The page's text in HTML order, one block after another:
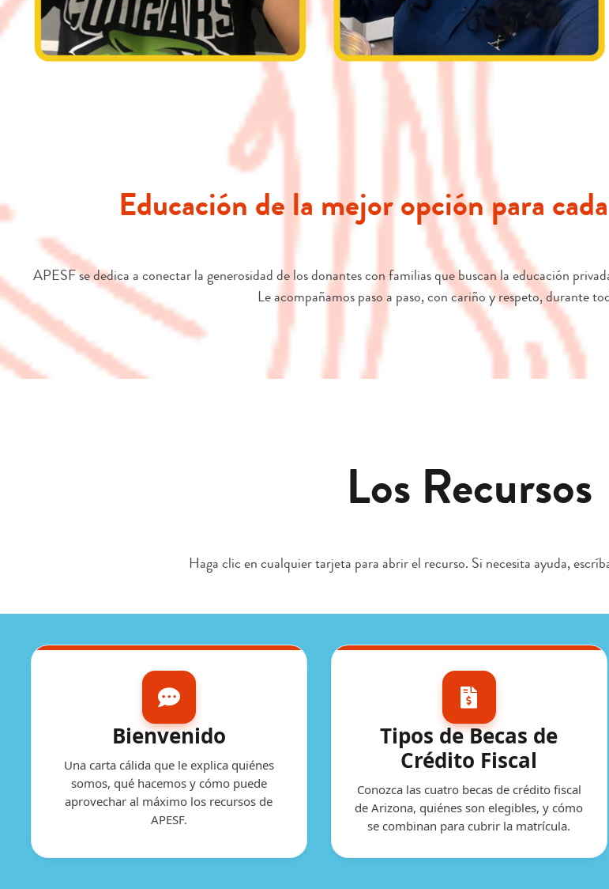
Educación de la mejor opción para
APESF se dedica a conectar la generosidad de los donantes con familias que buscan la educación
Le acompañamos paso a paso, con cariño y respeto, durante
Los Recursos
Haga clic en cualquier tarjeta para abrir el recurso. Si necesita ayuda,
Bienvenido
Una carta cálida que le explica quiénes
somos, qué hacemos y cómo puede
aprovechar al máximo los recursos de
APESF.
Tipos de Becas de
Crédito Fiscal
Conozca las cuatro becas de crédito fiscal
de Arizona, quiénes son elegibles, y cómo
se combinan para cubrir la matrícula.